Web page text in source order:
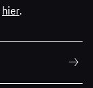
hier.